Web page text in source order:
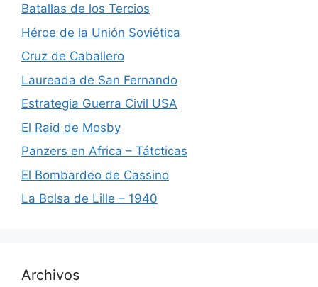
Batallas de los Tercios
Héroe de la Unión Soviética
Cruz de Caballero
Laureada de San Fernando
Estrategia Guerra Civil USA
El Raid de Mosby
Panzers en Africa – Tátcticas
El Bombardeo de Cassino
La Bolsa de Lille – 1940
Archivos